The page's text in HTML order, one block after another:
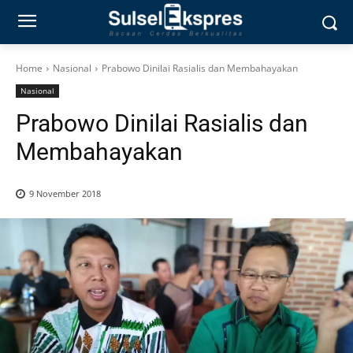
Home Nasional Prabowo Dinilai Rasialis dan Membahayakan
Nasional
Prabowo Dinilai Rasialis dan
Membahayakan
9 November 2018